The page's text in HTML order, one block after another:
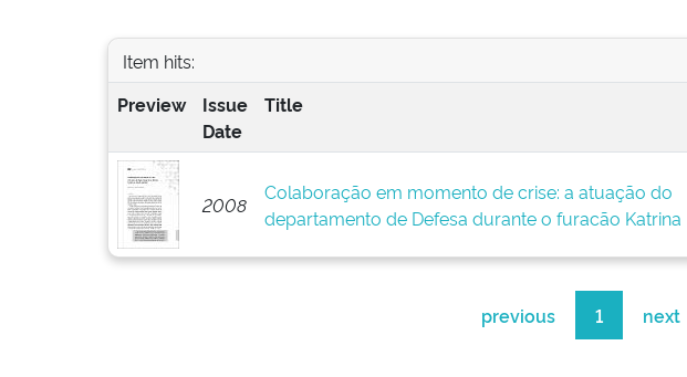
Item hits:
Preview
Issue
Date
Title
2008
Colaboração em momento de crise: a atuação do
departamento de Defesa durante o furacão Katrina
previous 1 next